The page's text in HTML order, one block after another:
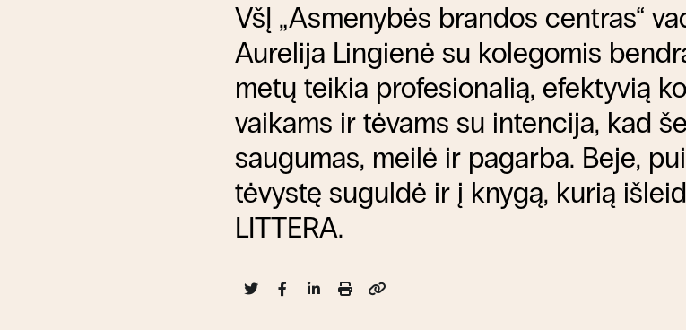
VšĮ „Asmenybės brandos centras“
Aurelija Lingienė su kolegomis
metų teikia profesionalią, efektyvią
vaikams ir tėvams su intencija, kad
saugumas, meilė ir pagarba. Beje,
tėvystę suguldė ir į knygą, kurią
LITTERA.